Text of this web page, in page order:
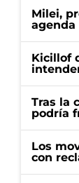
Milei,
agenda
Kicillof
Tras la
podría
Los
con